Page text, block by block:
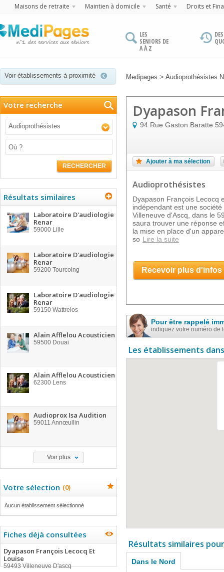
Maisons de retraite Maintien à domicile Santé Droits et
LES
SENIORS DE
A À Z
Voir établissements à proximité Medipages > Audioprothésistes
Votre recherche
Audioprothésistes
RECHERCHER
Résultats similaires
Laboratoire D'audiologie
Renar
59000 Lille
Laboratoire D'audiologie
Renar
59200 Tourcoing
Laboratoire D'audiologie
Renar
59150 Wattrelos
Alain Afflelou Acousticien
59500 Douai
Alain Afflelou Acousticien
62300 Lens
Audioprox Isa Audition
59011 Annœullin
Voir plus
Votre sélection (0)
Aucun établissement sélectionné
Fiches déjà consultées
Dyapason François Lecocq Et
Louise
59493 Villeneuve D'ascq
Dyapason
94 Rue Gaston Baratte
Ajouter à ma sélection
Audioprothésistes
Dyapason François Lecocq
indépendant est une
Villeneuve d'Ascq, dans le
saura trouver une réponse
la mise en place d'un
so Lire la suite
Recevoir plus d'infos
Pour être rappelé
indiquez votre numéro de
Les établissements
Résultats similaires
Dans le Nord